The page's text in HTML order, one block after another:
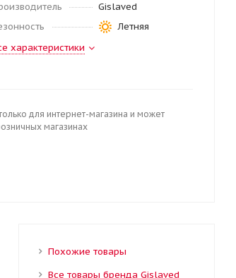
Gislaved
Летняя
характеристики
для интернет-магазина и может
магазинах
Похожие товары
Все товары бренда Gislaved